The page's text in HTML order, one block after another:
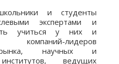
и студенты
экспертами и
учиться у них и
лидеров
рынка, научных и
институтов, ведущих